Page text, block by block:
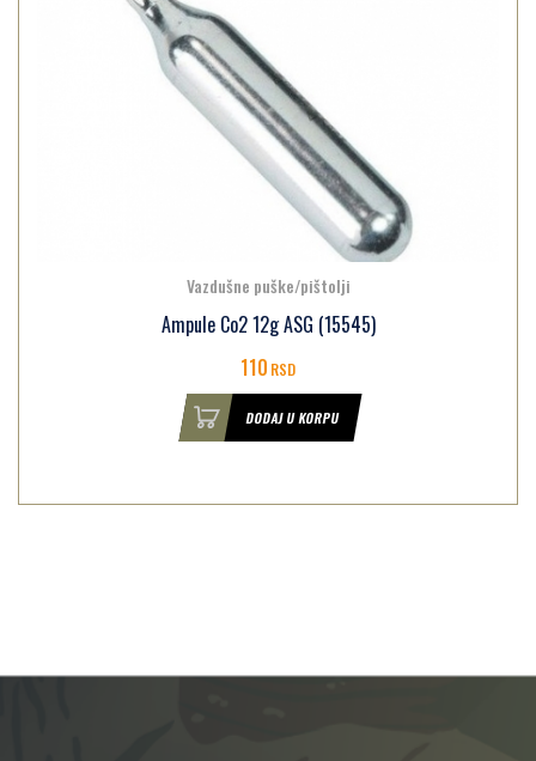
Vazdušne puške/pištolji
Ampule Co2 12g ASG (15545)
110RSD
DODAJ U KORPU